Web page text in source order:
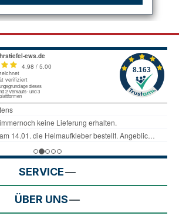
SERVICE
ÜBER UNS